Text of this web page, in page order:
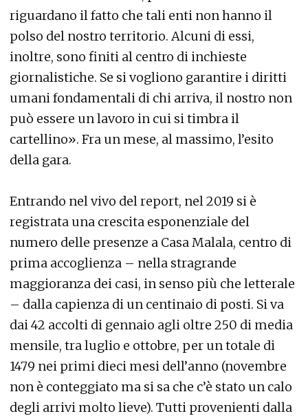
riguardano il fatto che tali enti non hanno il
polso del nostro territorio. Alcuni di essi,
inoltre, sono finiti al centro di inchieste
giornalistiche. Se si vogliono garantire i diritti
umani fondamentali di chi arriva, il nostro non
può essere un lavoro in cui si timbra il
cartellino». Fra un mese, al massimo, l’esito
della gara.
Entrando nel vivo del report, nel 2019 si è
registrata una crescita esponenziale del
numero delle presenze a Casa Malala, centro di
prima accoglienza – nella stragrande
maggioranza dei casi, in senso più che letterale
– dalla capienza di un centinaio di posti. Si va
dai 42 accolti di gennaio agli oltre 250 di media
mensile, tra luglio e ottobre, per un totale di
1479 nei primi dieci mesi dell’anno (novembre
non è conteggiato ma si sa che c’è stato un calo
degli arrivi molto lieve). Tutti provenienti dalla